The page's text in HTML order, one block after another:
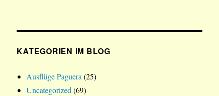
KATEGORIEN IM BLOG
Ausflüge Paguera (25)
Uncategorized (69)